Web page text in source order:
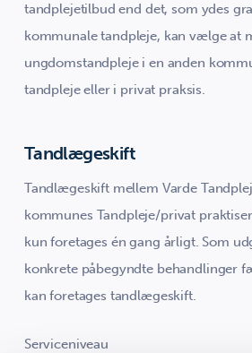
tandplejetilbud end det, som ydes
kommunale tandpleje, kan vælge at
ungdomstandpleje i en anden
tandpleje eller i privat praksis.
Tandlægeskift
Tandlægeskift mellem Varde
kommunes Tandpleje/privat
kun foretages én gang årligt. Som
konkrete påbegyndte behandlinger
kan foretages tandlægeskift.
Serviceniveau